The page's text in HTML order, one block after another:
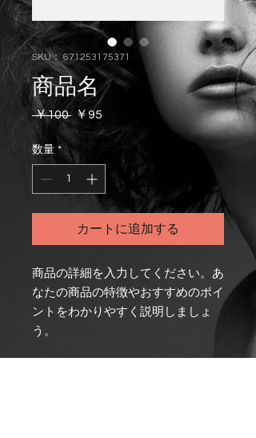
SKU： 671253175371
商品名
￥100 通
常
価
格
￥95
ー
価
数量 *
カートに追加する
商品の詳細を入力してください。あ
なたの商品の特徴やおすすめのポイ
ントをわかりやすく説明しましょ
う。